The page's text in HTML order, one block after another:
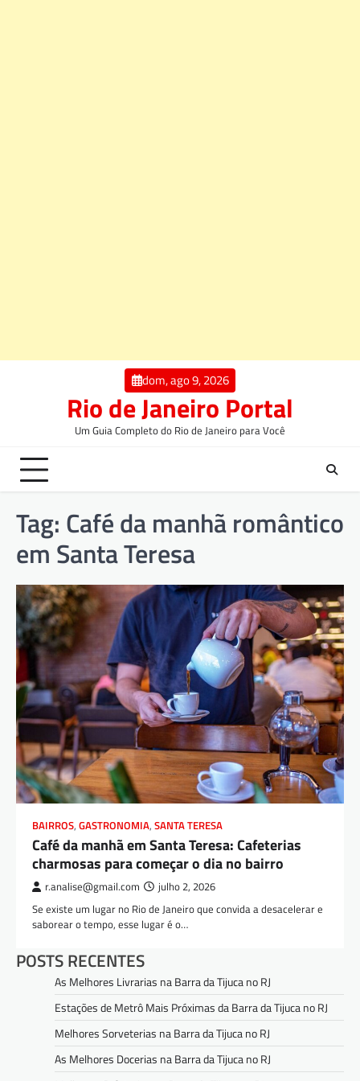
dom, ago 9, 2026
Rio de Janeiro Portal
Um Guia Completo do Rio de Janeiro para Você
Tag: Café da manhã romântico
em Santa Teresa
BAIRROS, GASTRONOMIA, SANTA TERESA
Café da manhã em Santa Teresa: Cafeterias
charmosas para começar o dia no bairro
r.analise@gmail.com julho 2, 2026
Se existe um lugar no Rio de Janeiro que convida a desacelerar e
saborear o tempo, esse lugar é o…
POSTS RECENTES
As Melhores Livrarias na Barra da Tijuca no RJ
Estações de Metrô Mais Próximas da Barra da Tijuca no RJ
Melhores Sorveterias na Barra da Tijuca no RJ
As Melhores Docerias na Barra da Tijuca no RJ